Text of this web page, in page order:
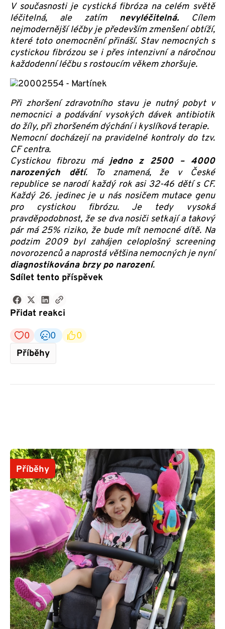
V současnosti je cystická fibróza na celém světě
léčitelná, ale zatím nevyléčitelná. Cílem
nejmodernější léčby je především zmenšení obtíží,
které toto onemocnění přináší. Stav nemocných s
cystickou fibrózou se i přes intenzivní a náročnou
každodenní léčbu s rostoucím věkem zhoršuje.
Při zhoršení zdravotního stavu je nutný pobyt v
nemocnici a podávání vysokých dávek antibiotik
do žíly, při zhoršeném dýchání i kyslíková terapie.
Nemocní docházejí na pravidelné kontroly do tzv.
CF centra.
Cystickou fibrozu májedno z 2500 – 4000
narozených dětí. To znamená, že v České
republice se narodí každý rok asi 32-46 dětí s CF.
Každý 26. jedinec je u nás nosičem mutace genu
pro cystickou fibrózu. Je tedy vysoká
pravděpodobnost, že se dva nosiči setkají a takový
pár má 25% riziko, že bude mít nemocné dítě. Na
podzim 2009 byl zahájen celoplošný screening
novorozenců a naprostá většina nemocných je nyní
diagnostikována brzy po narození.
Sdílet tento příspěvek
Přidat reakci
0
0
0
Příběhy
Příběhy